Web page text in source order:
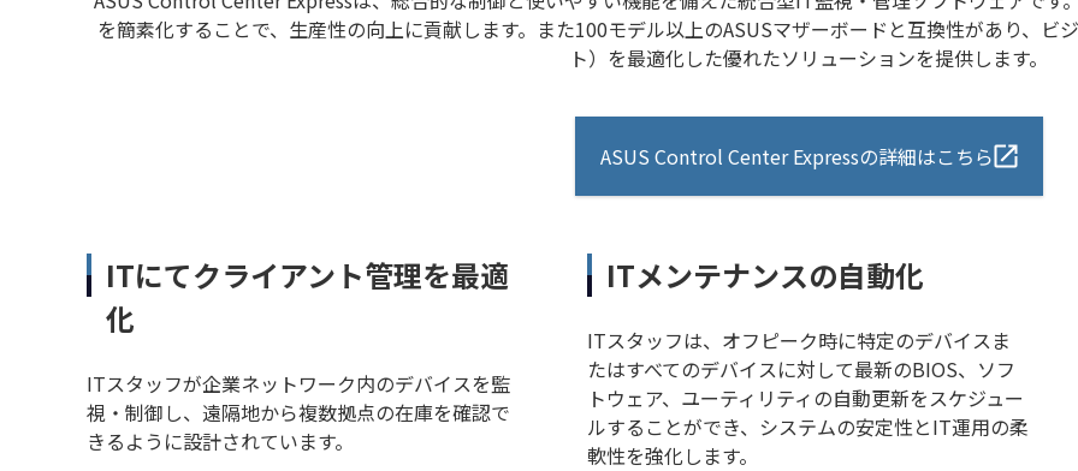
を簡素化することで、生産性の向上に貢献します。また100モデル以上のASUSマザーボードと互換性があり、ビ
ト）を最適化した優れたソリューションを提供します。
ASUS Control Center Expressの詳細はこちら
ITにてクライアント管理を最適
化
ITスタッフが企業ネットワーク内のデバイスを監
視・制御し、遠隔地から複数拠点の在庫を確認で
きるように設計されています。
ITメンテナンスの自動化
ITスタッフは、オフピーク時に特定のデバイスま
たはすべてのデバイスに対して最新のBIOS、ソフ
トウェア、ユーティリティの自動更新をスケジュー
ルすることができ、システムの安定性とIT運用の柔
軟性を強化します。